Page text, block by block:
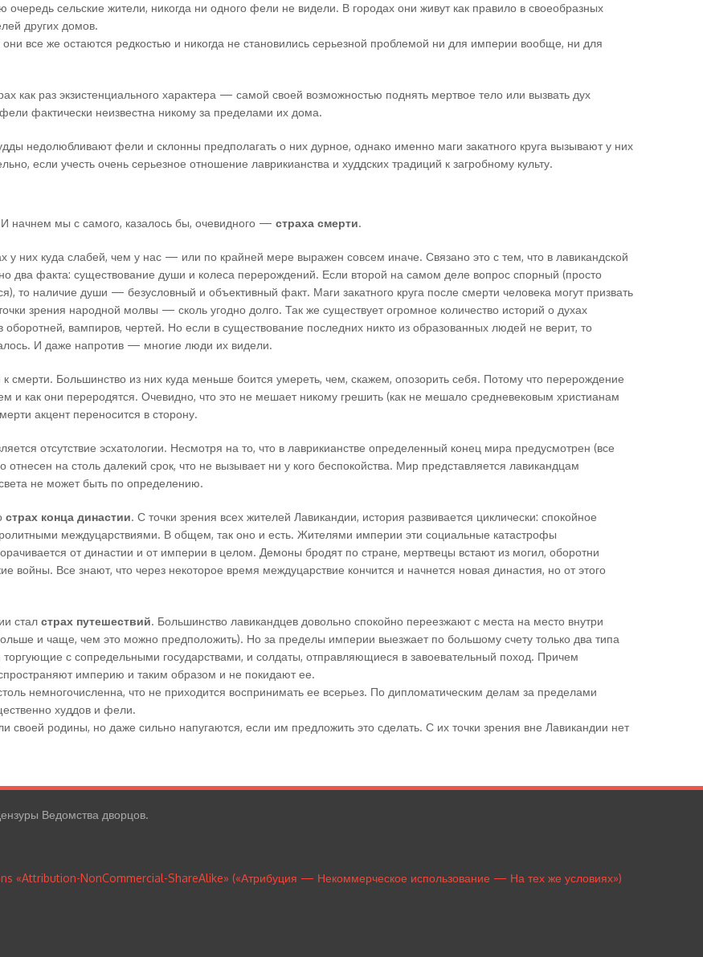
сельские жители, никогда ни одного фели не видели. В городах они живут как правило в своеобразных
других домов.
все же остаются редкостью и никогда не становились серьезной проблемой ни для империи вообще, ни для
как раз экзистенциального характера — самой своей возможностью поднять мертвое тело или вызвать дух
фактически неизвестна никому за пределами их дома.
недолюбливают фели и склонны предполагать о них дурное, однако именно маги закатного круга вызывают у них
если учесть очень серьезное отношение лаврикианства и худдских традиций к загробному культу.
начнем мы с самого, казалось бы, очевидного — страха смерти.
у них куда слабей, чем у нас — или по крайней мере выражен совсем иначе. Связано это с тем, что в лавикандской
два факта: существование души и колеса перерождений. Если второй на самом деле вопрос спорный (просто
то наличие души — безусловный и объективный факт. Маги закатного круга после смерти человека могут призвать
зрения народной молвы — сколь угодно долго. Так же существует огромное количество историй о духах
вампиров, чертей. Но если в существование последних никто из образованных людей не верит, то
И даже напротив — многие люди их видели.
смерти. Большинство из них куда меньше боится умереть, чем, скажем, опозорить себя. Потому что перерождение
и как они переродятся. Очевидно, что это не мешает никому грешить (как не мешало средневековым христианам
акцент переносится в сторону.
отсутствие эсхатологии. Несмотря на то, что в лаврикианстве определенный конец мира предусмотрен (все
на столь далекий срок, что не вызывает ни у кого беспокойства. Мир представляется лавикандцам
не может быть по определению.
страх конца династии. С точки зрения всех жителей Лавикандии, история развивается циклически: спокойное
междуцарствиями. В общем, так оно и есть. Жителями империи эти социальные катастрофы
от династии и от империи в целом. Демоны бродят по стране, мертвецы встают из могил, оборотни
войны. Все знают, что через некоторое время междуцарствие кончится и начнется новая династия, но от этого
стал страх путешествий. Большинство лавикандцев довольно спокойно переезжают с места на место внутри
и чаще, чем это можно предположить). Но за пределы империи выезжает по большому счету только два типа
с сопредельными государствами, и солдаты, отправляющиеся в завоевательный поход. Причем
империю и таким образом и не покидают ее.
немногочисленна, что не приходится воспринимать ее всерьез. По дипломатическим делам за пределами
худдов и фели.
своей родины, но даже сильно напугаются, если им предложить это сделать. С их точки зрения вне Лавикандии нет
Ведомства дворцов.
«Attribution-NonCommercial-ShareAlike» («Атрибуция — Некоммерческое использование — На тех же условиях»)